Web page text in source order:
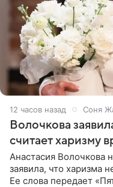
12 часов назад Соня
Волочкова
считает харизму
Анастасия Волочкова
заявила, что харизма
Ее слова передает